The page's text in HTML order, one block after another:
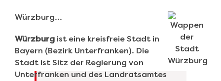
Würzburg…
Würzburg ist eine kreisfreie Stadt in
Bayern (Bezirk Unterfranken). Die
Stadt ist Sitz der Regierung von
Unterfranken und des Landratsamtes